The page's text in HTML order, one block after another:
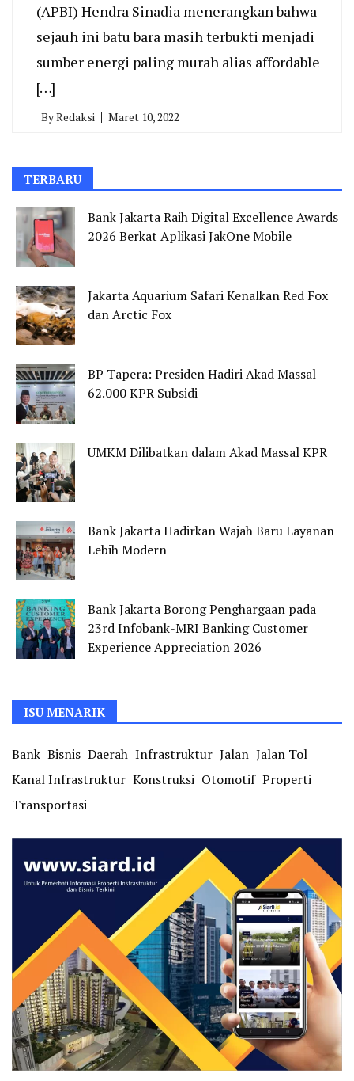
(APBI) Hendra Sinadia menerangkan bahwa
sejauh ini batu bara masih terbukti menjadi
sumber energi paling murah alias affordable
[…]
ByRedaksi Maret 10, 2022
TERBARU
Bank Jakarta Raih Digital Excellence Awards
2026 Berkat Aplikasi JakOne Mobile
Jakarta Aquarium Safari Kenalkan Red Fox
dan Arctic Fox
BP Tapera: Presiden Hadiri Akad Massal
62.000 KPR Subsidi
UMKM Dilibatkan dalam Akad Massal KPR
Bank Jakarta Hadirkan Wajah Baru Layanan
Lebih Modern
Bank Jakarta Borong Penghargaan pada
23rd Infobank-MRI Banking Customer
Experience Appreciation 2026
ISU MENARIK
Bank Bisnis Daerah Infrastruktur Jalan Jalan Tol
Kanal Infrastruktur Konstruksi Otomotif Properti
Transportasi